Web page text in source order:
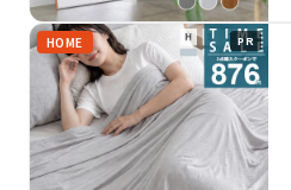
HOME PR